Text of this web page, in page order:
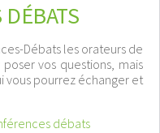
Débats les orateurs de
vos questions, mais
vous pourrez échanger et
débats